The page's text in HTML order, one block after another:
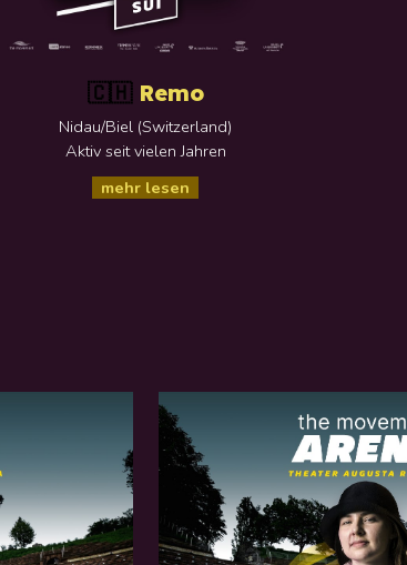
🇨🇭 Remo
Nidau/Biel (Switzerland)
Aktiv seitvielen Jahren
mehr lesen